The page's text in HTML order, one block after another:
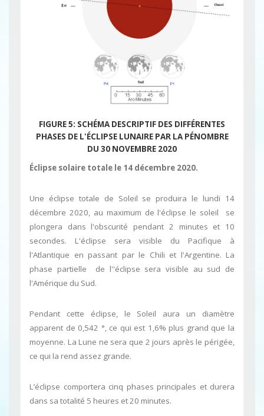
FIGURE 5: SCHÉMA DESCRIPTIF DES DIFFÉRENTES
PHASES DE L'ÉCLIPSE LUNAIRE PAR LA PÉNOMBRE
DU 30 NOVEMBRE 2020
Éclipse solaire totale le 14 décembre 2020.
Une éclipse totale de Soleil se produira le lundi 14
décembre 2020, au maximum de l'éclipse le soleil se
plongera dans l'obscurité pendant 2 minutes et 10
secondes. L'éclipse sera visible du Pacifique à
l'Atlantique en passant par le Chili et l'Argentine. La
phase partielle de l''éclipse sera visible au sud de
l'Amérique du Sud.
Pendant cette éclipse, le Soleil aura un diamètre
apparent de 0,542 °, ce qui est 1,6% plus grand que la
moyenne. La Lune ne sera que 2 jours après le périgée,
ce qui la rend assez grande.
L’éclipse comportera cinq phases principales et durera
dans sa totalité 5 heures et 20 minutes.